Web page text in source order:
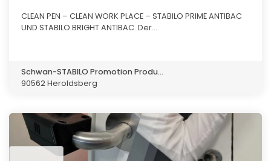
CLEAN PEN – CLEAN WORK PLACE – STABILO PRIME ANTIBAC
UND STABILO BRIGHT ANTIBAC. Der...
Schwan-STABILO Promotion Produ...
90562 Heroldsberg